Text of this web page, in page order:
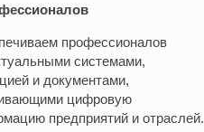
профессионалов
системами,
и документами,
цифровую
предприятий и отраслей.